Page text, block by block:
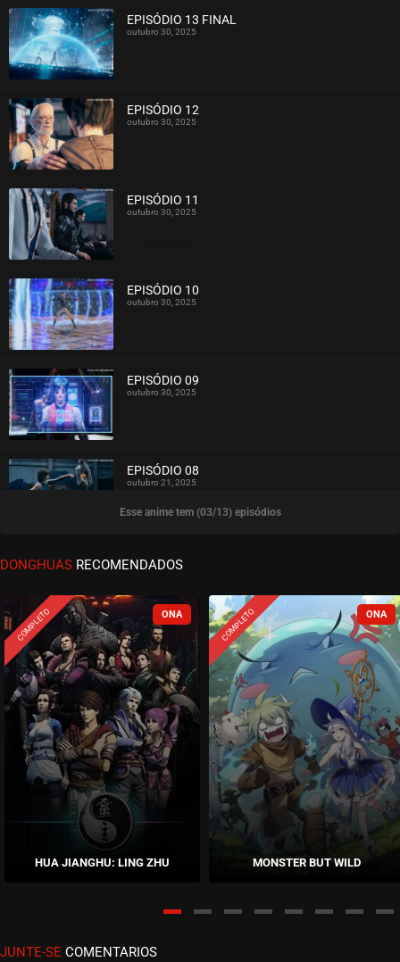
EPISÓDIO 13 FINAL
outubro 30, 2025
EPISÓDIO 12
outubro 30, 2025
EPISÓDIO 11
outubro 30, 2025
EPISÓDIO 10
outubro 30, 2025
EPISÓDIO 09
outubro 30, 2025
ASSISTIDO
EPISÓDIO 08
outubro 21, 2025
ASSISTIDO
EPISÓDIO 07
ASSISTIDO
EPISÓDIO 06
outubro 21, 2025
ASSISTIDO
EPISÓDIO 05
outubro 21, 2025
EPISÓDIO 04
Esse anime tem (03/13) episódios
DONGHUAS RECOMENDADOS
COMPLETO
HUA JIANGHU: LING ZHU
COMPLETO
MONSTER BUT WILD
JUNTE-SE COMENTARIOS